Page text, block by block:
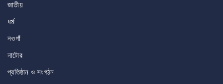
জাতীয়
ধর্ম
নওগাঁ
নাটোর
প্রতিষ্ঠান ও সংগঠন